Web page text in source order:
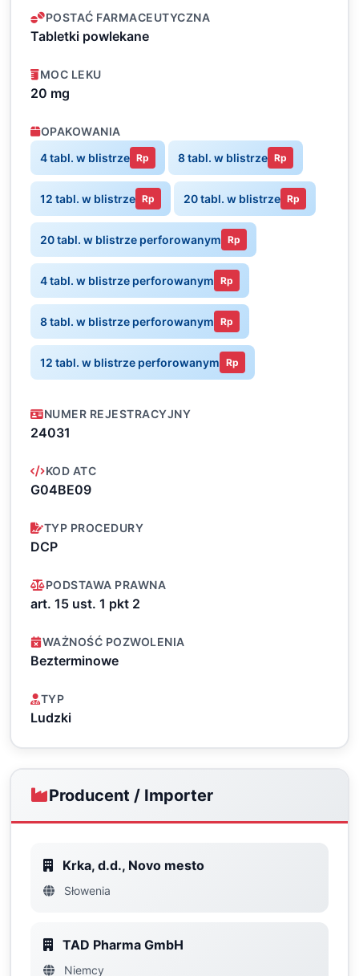
POSTAĆ FARMACEUTYCZNA
Tabletki powlekane
MOC LEKU
20 mg
OPAKOWANIA
4 tabl. w blistrze Rp 8 tabl. w blistrze Rp
12 tabl. w blistrze Rp 20 tabl. w blistrze Rp
20 tabl. w blistrze perforowanym Rp
4 tabl. w blistrze perforowanym Rp
8 tabl. w blistrze perforowanym Rp
12 tabl. w blistrze perforowanym Rp
NUMER REJESTRACYJNY
24031
KOD ATC
G04BE09
TYP PROCEDURY
DCP
PODSTAWA PRAWNA
art. 15 ust. 1 pkt 2
WAŻNOŚĆ POZWOLENIA
Bezterminowe
TYP
Ludzki
Producent / Importer
Krka, d.d., Novo mesto
Słowenia
TAD Pharma GmbH
Niemcy